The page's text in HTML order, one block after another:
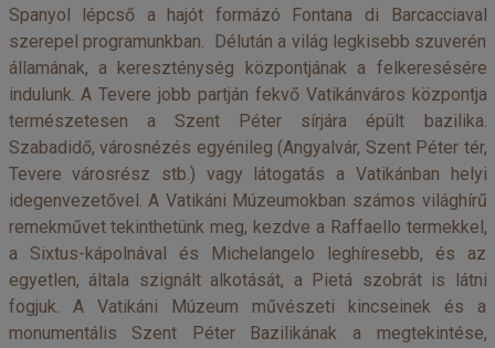
Spanyol lépcső a hajót formázó Fontana di Barcacciaval
szerepel programunkban. Délután a világ legkisebb szuverén
államának, a kereszténység központjának a felkeresésére
indulunk. A Tevere jobb partján fekvő Vatikánváros központja
természetesen a Szent Péter sírjára épült bazilika.
Szabadidő, városnézés egyénileg (Angyalvár, Szent Péter tér,
Tevere városrész stb.) vagy látogatás a Vatikánban helyi
idegenvezetővel. A Vatikáni Múzeumokban számos világhírű
remekművet tekinthetünk meg, kezdve a Raffaello termekkel,
a Sixtus-kápolnával és Michelangelo leghíresebb, és az
egyetlen, általa szignált alkotását, a Pietá szobrát is látni
fogjuk. A Vatikáni Múzeum művészeti kincseinek és a
monumentális Szent Péter Bazilikának a megtekintése,